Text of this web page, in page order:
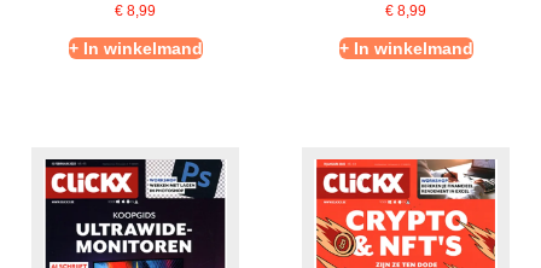
€ 8,99
+ In winkelmand
€ 8,99
+ In winkelmand